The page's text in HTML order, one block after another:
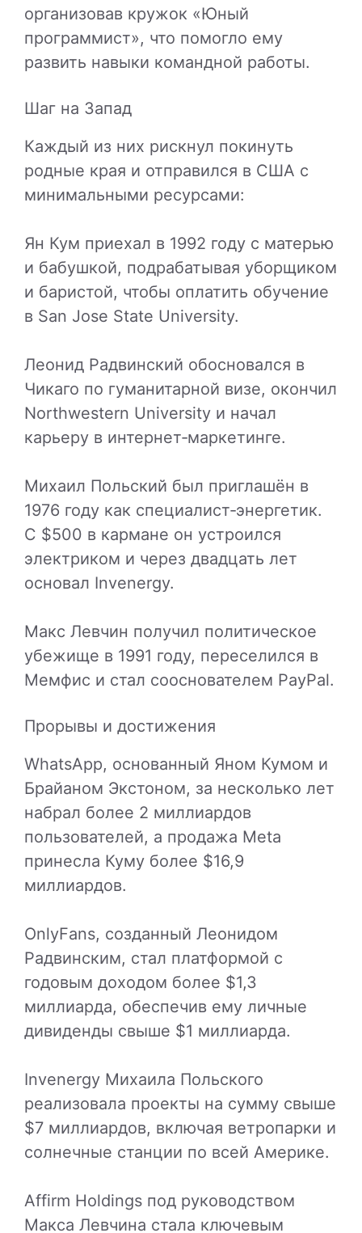
организовав кружок «Юный
программист», что помогло ему
развить навыки командной работы.
Шаг на Запад
Каждый из них рискнул покинуть
родные края и отправился в США с
минимальными ресурсами:
Ян Кум приехал в 1992 году с матерью
и бабушкой, подрабатывая уборщиком
и баристой, чтобы оплатить обучение
в San Jose State University.
Леонид Радвинский обосновался в
Чикаго по гуманитарной визе, окончил
Northwestern University и начал
карьеру в интернет‑маркетинге.
Михаил Польский был приглашён в
1976 году как специалист‑энергетик.
С $500 в кармане он устроился
электриком и через двадцать лет
основал Invenergy.
Макс Левчин получил политическое
убежище в 1991 году, переселился в
Мемфис и стал сооснователем PayPal.
Прорывы и достижения
WhatsApp, основанный Яном Кумом и
Брайаном Экстоном, за несколько лет
набрал более 2 миллиардов
пользователей, а продажа Meta
принесла Куму более $16,9
миллиардов.
OnlyFans, созданный Леонидом
Радвинским, стал платформой с
годовым доходом более $1,3
миллиарда, обеспечив ему личные
дивиденды свыше $1 миллиарда.
Invenergy Михаила Польского
реализовала проекты на сумму свыше
$7 миллиардов, включая ветропарки и
солнечные станции по всей Америке.
Affirm Holdings под руководством
Макса Левчина стала ключевым